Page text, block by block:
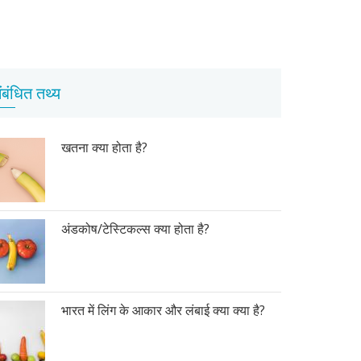
तथ्य
खतना क्या होता है?
अंडकोष/टेस्टिकल्स क्या होता है?
भारत में लिंग के आकार और लंबाई क्या क्या है?